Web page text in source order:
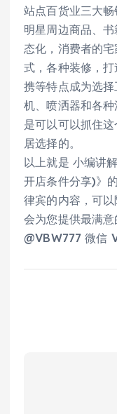
站点百货业三大畅
明星周边商品、
态化，消费者的
式，各种装修，
携等特点成为选
机、喷洒器和各
是可以可以抓住
居选择的。
以上就是 小编讲
开店条件分享)》
律宾的内容，可
会为您提供最满
@VBW777 微信